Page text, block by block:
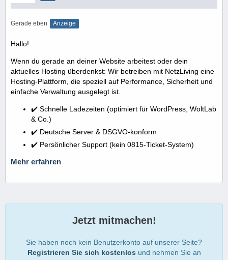
Gerade eben Anzeige
Hallo!
Wenn du gerade an deiner Website arbeitest oder dein
aktuelles Hosting überdenkst: Wir betreiben mit NetzLiving eine
Hosting-Plattform, die speziell auf Performance, Sicherheit und
einfache Verwaltung ausgelegt ist.
✔️ Schnelle Ladezeiten (optimiert für WordPress, WoltLab
& Co.)
✔️ Deutsche Server & DSGVO-konform
✔️ Persönlicher Support (kein 0815-Ticket-System)
Mehr erfahren
Jetzt mitmachen!
Sie haben noch kein Benutzerkonto auf unserer Seite?
Registrieren Sie sich kostenlos und nehmen Sie an